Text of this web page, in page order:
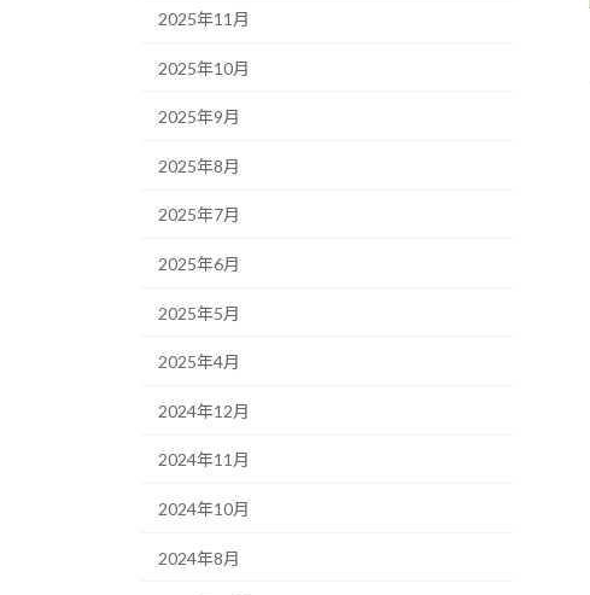
2025年11月
2025年10月
2025年9月
2025年8月
2025年7月
2025年6月
2025年5月
2025年4月
2024年12月
2024年11月
2024年10月
2024年8月